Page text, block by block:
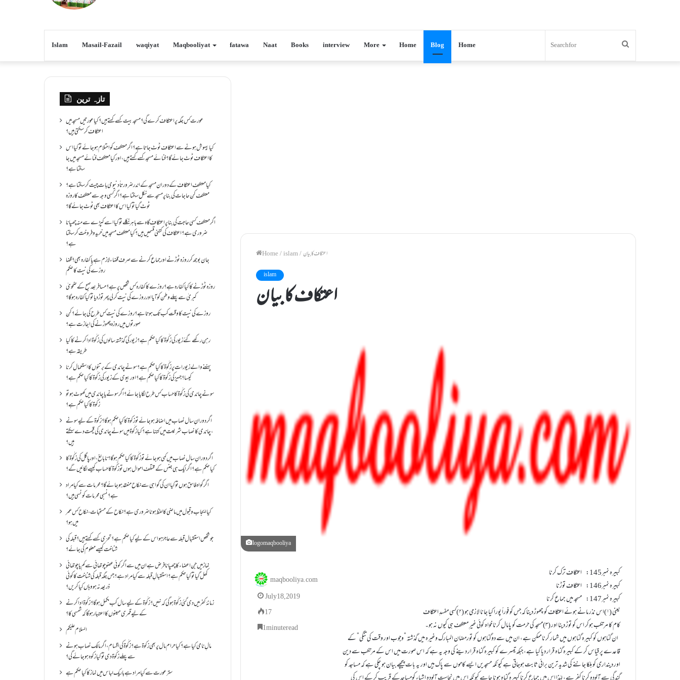
Islam Masail-Fazail waqiyat Maqbooliyat fatawa Naat Books interview More Home Blog Home
Home/islam/اعتکاف کا بیان
islam
اعتکاف کا بیان
logomaqbooliya
کبيرہ نمبر145: اعتکاف ترک کرنا
کبيرہ نمبر146: اعتکاف توڑنا
کبيرہ نمبر147: مسجد ميں جماع کرنا
یعنی (۱)اس نذر مانے ہوئے اعتکاف کو چھوڑ دینا کہ جس کو فوراً پورا کیا جانا لازمی ہو (۲)کسی مفسدِ اعتکاف
کام کا مرتکب ہوکر اس کو توڑ دینا اور (۳)مسجد کی حرمت کو پامال کرنا خواہ کوئی غیرِ معتکف ہی کیوں نہ ہو۔
ان گناہوں کو کبيرہ گناہوں ميں شمار کرناممکن ہے، ان ميں سے دوگناہوں کو تورمضان المبارک وغيرہ ميں گذشتہ ”وجوب اور وقت کی تنگی” کے
قاعدے پر قياس کر کے کبيرہ گناہ قرار ديا گيا ہے، جبکہ تيسرے کو کبيرہ گناہ قرار دينے کی وجہ يہ ہے کہ اس صورت ميں اس کے مرتکب سے دين
اور دينداری کو ہلکا جاننے کی شديد ترين برائی ثابت ہوجاتی ہے کيونکہ مسجديں ايسے کاموں سے پاک ہيں اور يہ بات پيچھے بيان ہو چکی ہے کہ مساجد کو
maqbooliya.com
July 18, 2019
17
1 minute read
تازہ ترین
عورت کس جگہ پر اعتکاف کرے گی؟مسجد بیت کسے کہتے ہیں؟کیا عورتیں مسجد میں
اعتکاف کر سکتی ہیں؟
کیا بیہوش ہونے سے اعتکاف ٹوٹ جاتا ہے؟ اگر معتکف کو احتلام ہو جائے تو کیا اس
کا اعتکاف ٹوٹ جائے گا؟فنائے مسجد کسے کہتے ہیں ، اور کیا معتکف فنائے مسجد میں جا
سکتا ہے؟
کیا معتکف اعتکاف کے دوران مسجد کے اندر ضرورتاً دنیوی بات چیت کر سکتا ہے؟
معتکف کن حاجات کی بنا پر مسجد سے نکل سکتا ہے؟ اگر کسی وجہ سے معتکف کا روزہ
ٹوٹ گیا تو کیا اس کا اعتکاف بھی ٹوٹ جائے گا؟
اگر معتکف کسی حاجت کی بنا پر اعتکاف گاہ سے باہر نکلے تو کیا اسے کپڑے سے منہ چھپانا
ضروری ہے؟اعتکاف کی کتنی قسمیں ہیں؟کیا معتکف مسجد میں خرید و فروخت کر سکتا
ہے؟
جان بوجھ کر روزہ ٹوڑنے اور جماع کرنے سے صرف قضاء لازم ہے یا کفارہ بھی؟ قضا
روزے کی نیت کا حکم
روزہ ٹوڑنے کا کیا کفارہ ہے؟روزے کا کفارہ کس شخص پر ہے؟ مسافر بعد صبح کے ضحویٰ
کبریٰ سے پہلے وطن کو آیا اور روزے کی نیت کر لی پھر توڑ دیا تو کیا کفارہ ہو گا؟
روزے کی نیت کا وقت کب تک ہوتا ہے؟ روزے کی نیت کس طرح کی جائے؟ کن
صورتوں میں روزہ چھوڑنے کی اجازت ہے؟
رہن رکھے گئے زیور کی زکٰوۃ کا کیا حکم ہے؟زیور کی گذشتہ سالوں کی زکٰوۃ ادا کرنے کا کیا
طریقہ ہے؟
پہننے والے زیورات پر زکٰوۃ کا کیا حکم ہے؟ سونے چاندی کے برتنوں کا استعمال کرنا
کیسا؟ جہیز کی زکٰوۃ کا کیا حکم ہے؟ اور بیوی کے زیور کی زکٰوۃ کا کیا حکم ہے؟
سونے چاندی کی زکٰوۃ کا حساب کس طرح لگایا جائے؟ اگر سونے یا چاندی میں کھوٹ ہو تو
زکٰوۃ کا کیا حکم ہے؟
اگر دورانِ سال نصاب میں اضافہ ہو جائے تو زکوۃ کا کیا حکم ہو گا؟ زکٰوۃ کے لیے سونے
،چاندی کا نصاب شریعت میں کتنا ہے؟ کیا زکٰوۃ میں سونے چاندی کی قیمت دے سکتے
ہیں؟
اگر دورانِ سال نصاب میں کمی ہو جائے تو زکٰوۃ کا کیا حکم ہو گا؟ نا بالغ ، اور پاگل کی زکٰوۃ کا
کیا حکم ہے؟ اگر ایک ہی جنس کے مختلف اموال ہوں تو زکٰوۃ کا حساب کیسے لگائیں گے؟
اگر گواہ فاسق ہوں تو کیا ان کی گواہی سے نکاح منعقد ہو جائے گا؟ محرمات سے کیا مراد
ہے؟ نسبی محرمات کونسی ہیں؟
کیا ایجاب و قبول میں ماضی کا لفظ ہونا ضروری ہے؟ نکاح کے مستحبات، نکاح کس عمر
میں ہو؟
جو شخص استقبال قبلہ سے عاجز ہو اس کے لیے کیا حکم ہے؟ تحرّی کسے کہتے ہیں؟ قبلہ کی
شناخت کیسے معلوم کی جائے؟
نماز میں جن اعضاء کا چھپانا فرض ہے ان میں سے اگر کوئی عضو چوتھائی سے کم یا چوتھائی
کھل گیا تو کیا حکم ہے؟استقبالِ قبلہ سے کیا مراد ہے؟جس جگہ قبلہ کی شناخت کا کوئی
ذریعہ نہ ہو وہاں کیا کریں؟
زمانۂ کفر میں دی گئی زکٰوۃ ہو گی کہ نہیں؟زکٰوۃ کے لیے سال کب مکمل ہو گا؟زکٰوۃ ادا کرنے
کے لیے قمری مہینوں کا اعتبار ہو گا کہ شمسی کا؟
السلام علیکم
مالِ نامی کیا ہے؟ کیا حرام مال پر بھی زکوۃ ہے؟ زکٰوۃ کی اقسام ،اگر مالک نصاب ہونے
سے پہلے زکٰوۃ دی تو کیا زکوه ہو جائےگی؟
ستر عورت سے کیا مراد ہے باریک لباس میں نماز کا کیا حکم ہے